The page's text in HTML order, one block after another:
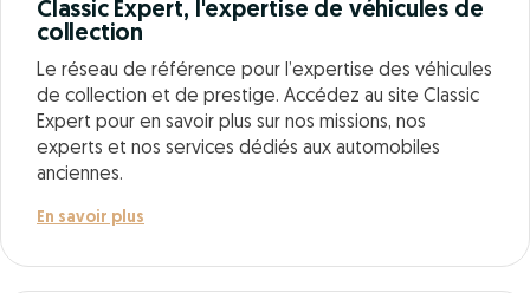
Classic Expert, l'expertise de véhicules de
collection
Le réseau de référence pour l’expertise des véhicules
de collection et de prestige. Accédez au site Classic
Expert pour en savoir plus sur nos missions, nos
experts et nos services dédiés aux automobiles
anciennes.
En savoir plus